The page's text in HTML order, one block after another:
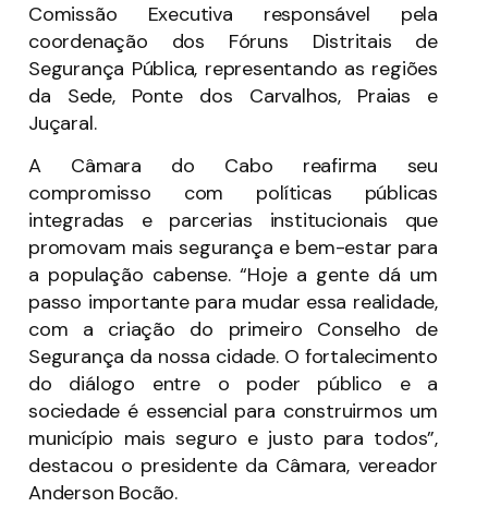
Comissão Executiva responsável pela
coordenação dos Fóruns Distritais de
Segurança Pública, representando as regiões
da Sede, Ponte dos Carvalhos, Praias e
Juçaral.
A Câmara do Cabo reafirma seu
compromisso com políticas públicas
integradas e parcerias institucionais que
promovam mais segurança e bem-estar para
a população cabense. “Hoje a gente dá um
passo importante para mudar essa realidade,
com a criação do primeiro Conselho de
Segurança da nossa cidade. O fortalecimento
do diálogo entre o poder público e a
sociedade é essencial para construirmos um
município mais seguro e justo para todos”,
destacou o presidente da Câmara, vereador
Anderson Bocão.